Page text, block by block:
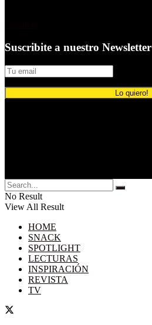
Suscribite a nuestro Newsletter
No Result
View All Result
HOME
SNACK
SPOTLIGHT
LECTURAS
INSPIRACIÓN
REVISTA
TV